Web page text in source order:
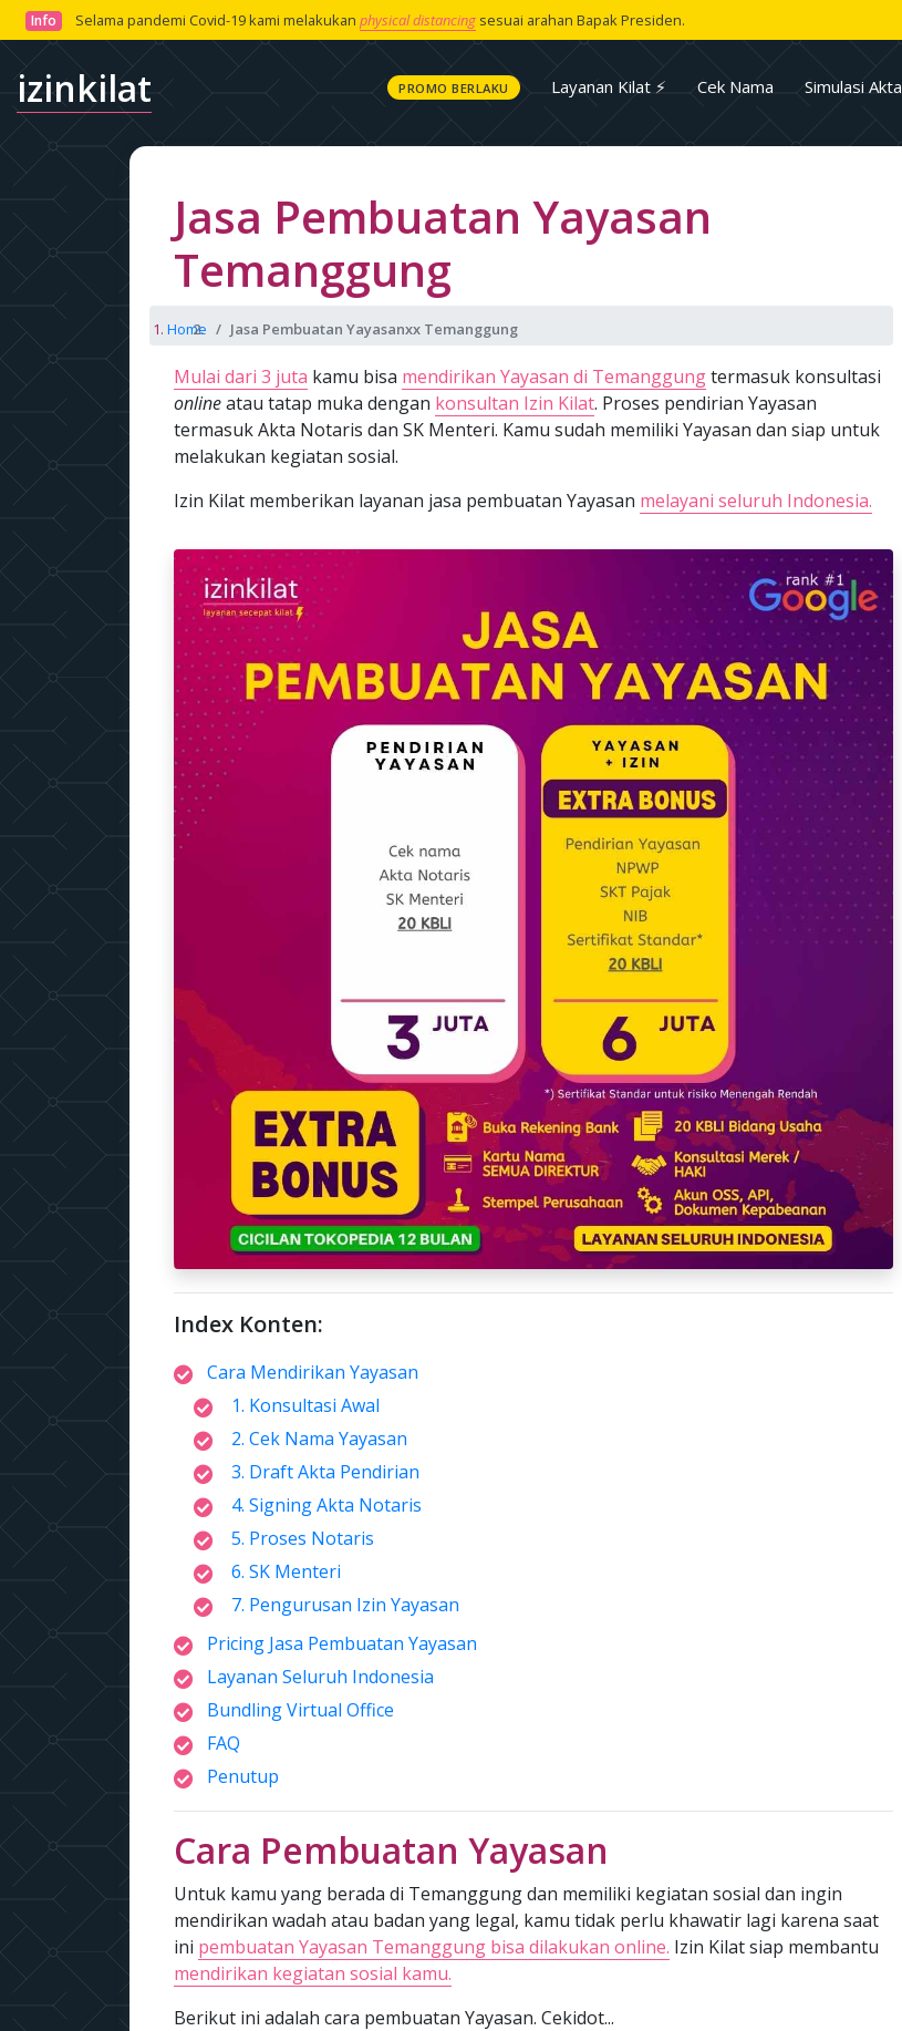
Info Selama pandemi Covid-19 kami melakukan physical distancingsesuai arahan Bapak Presiden.
izinkilat PROMO BERLAKU Layanan Kilat ⚡ Cek Nama Simulasi Akta
Jasa Pembuatan Yayasan
Temanggung
Home Jasa Pembuatan Yayasanxx Temanggung
Mulai dari 3 juta kamu bisa mendirikan Yayasan di Temanggungtermasuk konsultasi
onlineatau tatap muka dengan konsultan Izin Kilat. Proses pendirian Yayasan
termasuk Akta Notaris dan SK Menteri. Kamu sudah memiliki Yayasan dan siap untuk
melakukan kegiatan sosial.
Izin Kilat memberikan layanan jasa pembuatan Yayasan melayani seluruh Indonesia.
Index Konten:
Cara Mendirikan Yayasan
1. Konsultasi Awal
2. Cek Nama Yayasan
3. Draft Akta Pendirian
4. Signing Akta Notaris
5. Proses Notaris
6. SK Menteri
7. Pengurusan Izin Yayasan
Pricing Jasa Pembuatan Yayasan
Layanan Seluruh Indonesia
Bundling Virtual Office
FAQ
Penutup
Cara Pembuatan Yayasan
Untuk kamu yang berada di Temanggung dan memiliki kegiatan sosial dan ingin
mendirikan wadah atau badan yang legal, kamu tidak perlu khawatir lagi karena saat
ini pembuatan Yayasan Temanggung bisa dilakukan online. Izin Kilat siap membantu
mendirikan kegiatan sosial kamu.
Berikut ini adalah cara pembuatan Yayasan. Cekidot...